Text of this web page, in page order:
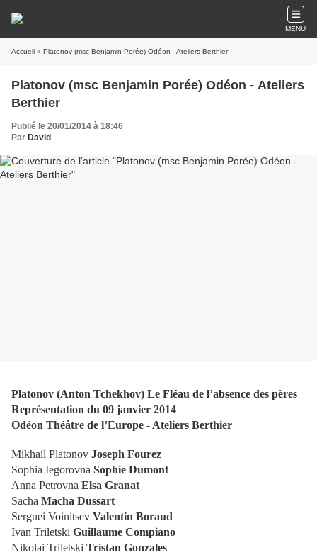
MENU
Accueil » Platonov (msc Benjamin Porée) Odéon - Ateliers Berthier
Platonov (msc Benjamin Porée) Odéon - Ateliers
Berthier
Publié le 20/01/2014 à 18:46
Par David
Platonov (Anton Tchekhov) Le Fléau de l’absence des pères
Représentation du 09 janvier 2014
Odéon Théâtre de l’Europe - Ateliers Berthier
Mikhail Platonov Joseph Fourez
Sophia Iegorovna Sophie Dumont
Anna Petrovna Elsa Granat
Sacha Macha Dussart
Serguei Voinitsev Valentin Boraud
Ivan Triletski Guillaume Compiano
Nikolai Triletski Tristan Gonzales